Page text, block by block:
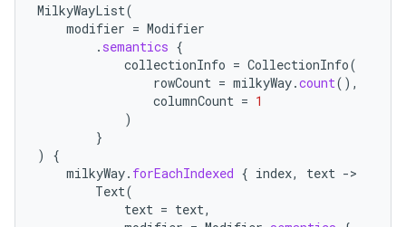
MilkyWayList(
modifier = Modifier
. semantics {
collectionInfo = CollectionInfo(
rowCount = milkyWay.count(),
columnCount = 1
)
}
)
{
milkyWay. forEachIndexed { index, text -
Text(
text = text,